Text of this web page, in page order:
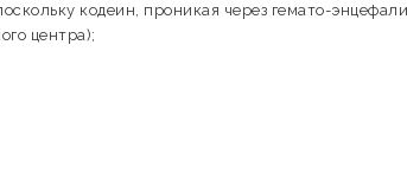
кодеин, проникая через гемато-
центра);